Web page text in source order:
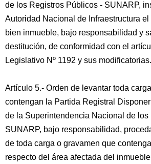
de los Registros Públicos - SUNARP,
Autoridad Nacional de Infraestructura el
bien inmueble, bajo responsabilidad y
destitución, de conformidad con el
Legislativo Nº 1192 y sus modificatorias.
Artículo 5.- Orden de levantar toda
contengan la Partida Registral
de la Superintendencia Nacional de
SUNARP, bajo responsabilidad,
de toda carga o gravamen que
respecto del área afectada del